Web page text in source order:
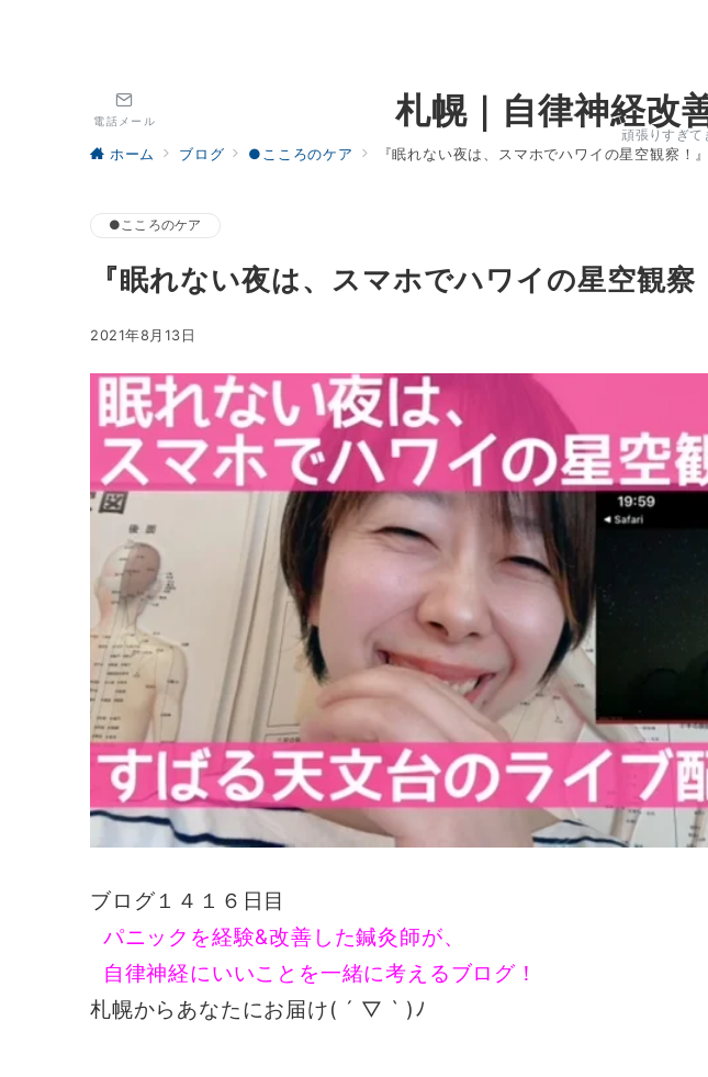
札幌｜自律神経改
頑張りすぎて
電話メール
ホーム ブログ ●こころのケア 『眠れない夜は、スマホでハワイの星空観察！』
●こころのケア
『眠れない夜は、スマホでハワイの星空観察
2021年8月13日
ブログ１４１６日目
パニックを経験&改善した鍼灸師が、
自律神経にいいことを一緒に考えるブログ！
札幌からあなたにお届け( ´ ▽ ` )ﾉ
電話
080-8855-0429
10:00~20:00